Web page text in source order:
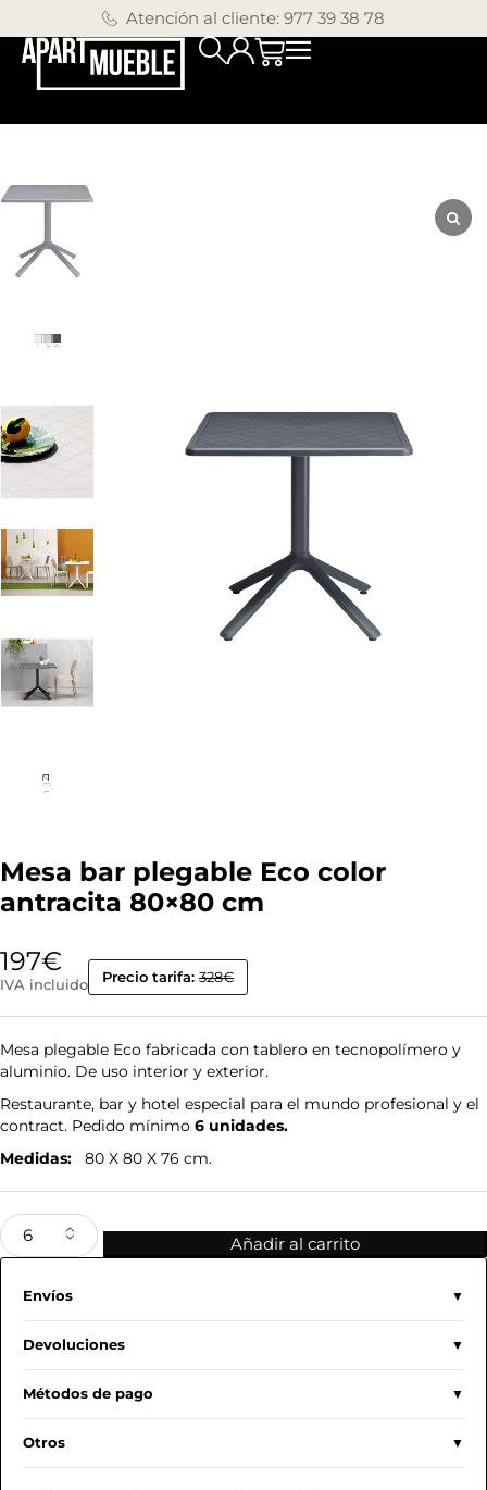
Atención al cliente: 977 39 38 78
Mesa bar plegable Eco color
antracita 80×80 cm
197€
IVA incluido Precio tarifa: 328€
Mesa plegable Eco fabricada con tablero en tecnopolímero y
aluminio. De uso interior y exterior.
Restaurante, bar y hotel especial para el mundo profesional y el
contract. Pedido mínimo 6 unidades.
Medidas:
80 X 80 X 76 cm.
Añadir al carrito
Envíos
Devoluciones
Métodos de pago
Otros